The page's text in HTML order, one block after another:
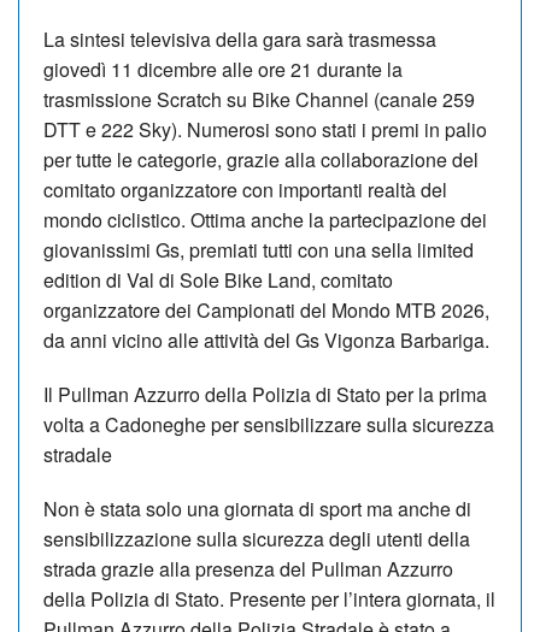
La sintesi televisiva della gara sarà trasmessa
giovedì 11 dicembre alle ore 21 durante la
trasmissione Scratch su Bike Channel (canale 259
DTT e 222 Sky). Numerosi sono stati i premi in palio
per tutte le categorie, grazie alla collaborazione del
comitato organizzatore con importanti realtà del
mondo ciclistico. Ottima anche la partecipazione dei
giovanissimi Gs, premiati tutti con una sella limited
edition di Val di Sole Bike Land, comitato
organizzatore dei Campionati del Mondo MTB 2026,
da anni vicino alle attività del Gs Vigonza Barbariga.
Il Pullman Azzurro della Polizia di Stato per la prima
volta a Cadoneghe per sensibilizzare sulla sicurezza
stradale
Non è stata solo una giornata di sport ma anche di
sensibilizzazione sulla sicurezza degli utenti della
strada grazie alla presenza del Pullman Azzurro
della Polizia di Stato. Presente per l’intera giornata, il